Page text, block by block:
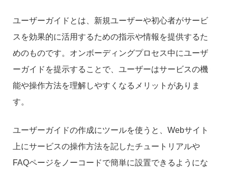
ユーザーガイドとは、新規ユーザーや初心者がサービ
スを効果的に活用するための指示や情報を提供するた
めのものです。オンボーディングプロセス中にユーザ
ーガイドを提示することで、ユーザーはサービスの機
能や操作方法を理解しやすくなるメリットがありま
す。
ユーザーガイドの作成にツールを使うと、Webサイト
上にサービスの操作方法を記したチュートリアルや
FAQページをノーコードで簡単に設置できるようにな